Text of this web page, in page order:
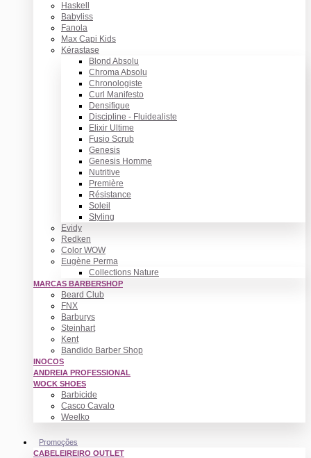
Haskell
Babyliss
Fanola
Max Capi Kids
Kérastase
Blond Absolu
Chroma Absolu
Chronologiste
Curl Manifesto
Densifique
Discipline - Fluidealiste
Elixir Ultime
Fusio Scrub
Genesis
Genesis Homme
Nutritive
Première
Résistance
Soleil
Styling
Evidy
Redken
Color WOW
Eugène Perma
Collections Nature
MARCAS BARBERSHOP
Beard Club
FNX
Barburys
Steinhart
Kent
Bandido Barber Shop
INOCOS
ANDREIA PROFESSIONAL
WOCK SHOES
Barbicide
Casco Cavalo
Weelko
Promoções
CABELEIREIRO OUTLET